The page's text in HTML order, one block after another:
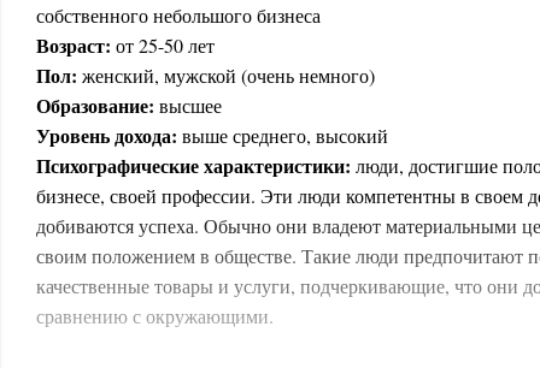
собственного небольшого бизнеса
Возраст: от 25-50 лет
Пол: женский, мужской (очень немного)
Образование: высшее
Уровень дохода: выше среднего, высокий
Психографические характеристики: люди, достигшие
бизнесе, своей профессии. Эти люди компетентны в своем
добиваются успеха. Обычно они владеют материальными
своим положением в обществе. Такие люди предпочитают
качественные товары и услуги, подчеркивающие, что они
сравнению с окружающими.